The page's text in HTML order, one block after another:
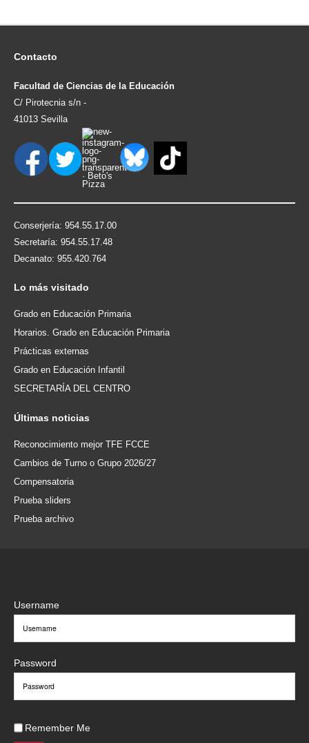
Contacto
Facultad de Ciencias de la Educación
C/ Pirotecnia s/n -
41013 Sevilla
Conserjería: 954.55.17.00
Secretaría: 954.55.17.48
Decanato: 955.420.764
Lo más visitado
Grado en Educación Primaria
Horarios. Grado en Educación Primaria
Prácticas externas
Grado en Educación Infantil
SECRETARÍA DEL CENTRO
Últimas noticias
Reconocimiento mejor TFE FCCE
Cambios de Turno o Grupo 2026/27
Compensatoria
Prueba sliders
Prueba archivo
Username
Password
Remember Me